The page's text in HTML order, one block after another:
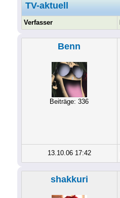
TV-aktuell
Verfasser
Benn
Beiträge: 336
13.10.06 17:42
shakkuri